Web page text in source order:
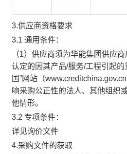
3.供应商资格要求
3.1 通用条件：
（1）供应商须为华能集团供应
认定的因其产品/服务/工程引起
国”网站（
响采购公正性的法人、其他组织
他情形。
3.2 专项条件：
详见询价文件
4.采购文件的获取